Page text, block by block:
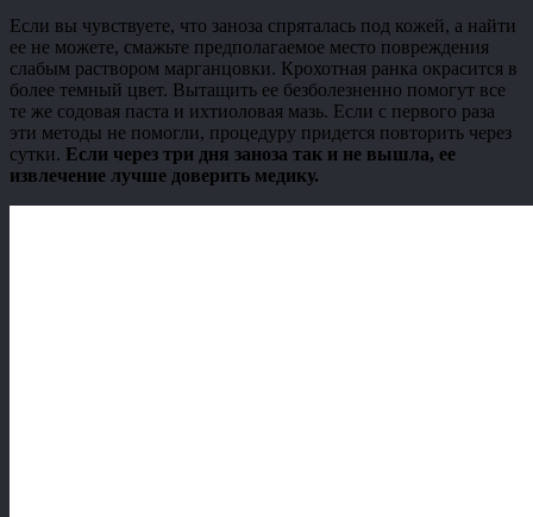
Если вы чувствуете, что заноза спряталась под кожей, а найти
ее не можете, смажьте предполагаемое место повреждения
слабым раствором марганцовки. Крохотная ранка окрасится в
более темный цвет. Вытащить ее безболезненно помогут все
те же содовая паста и ихтиоловая мазь. Если с первого раза
эти методы не помогли, процедуру придется повторить через
сутки. Если через три дня заноза так и не вышла, ее
извлечение лучше доверить медику.